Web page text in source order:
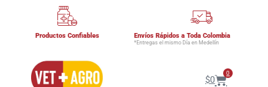
Productos Confiables Envíos Rápidos a Toda Colombia
*Entregas el mismo Día en Medellín
$0
0